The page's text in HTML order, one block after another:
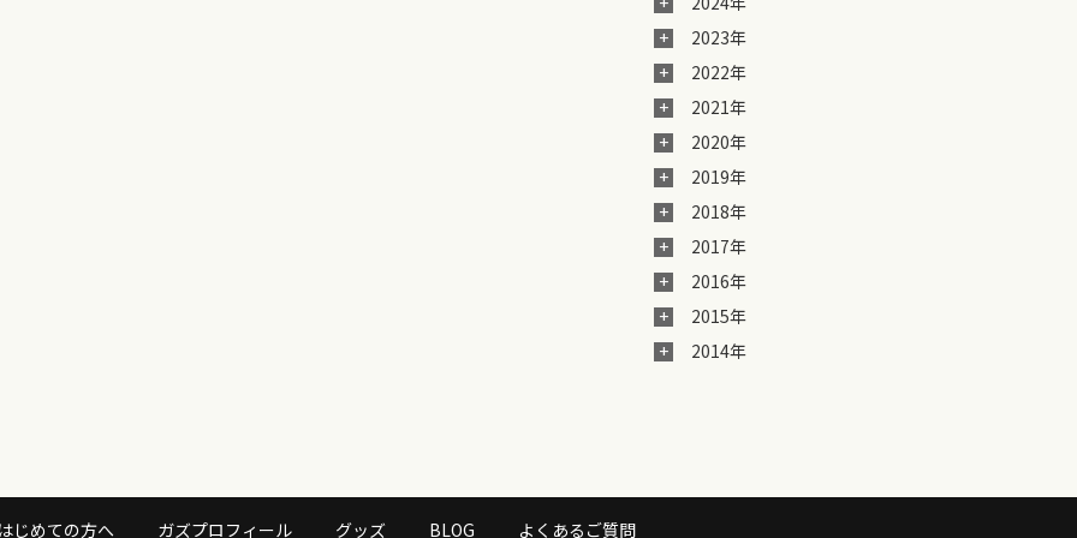
2023年
2022年
2021年
2020年
2019年
2018年
2017年
2016年
2015年
2014年
じめての方へ ガズプロフィール グッズ BLOG よくあるご質問